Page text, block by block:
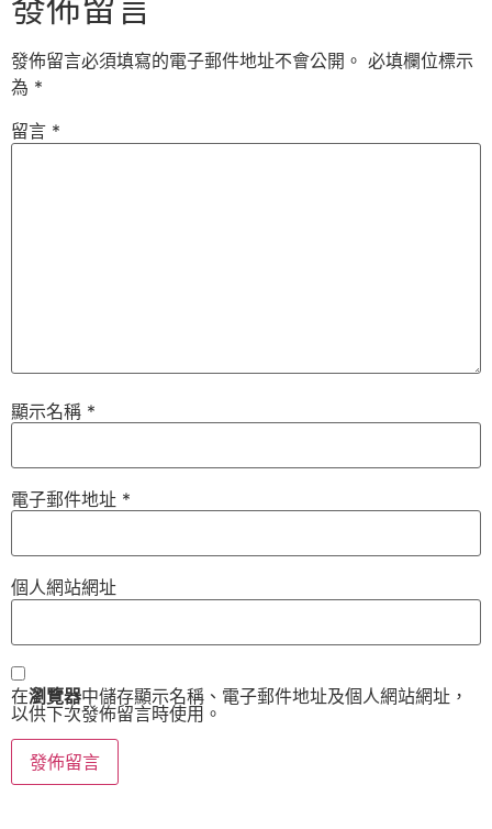
發佈留言必須填寫的電子郵件地址不會公開。 必填欄位標示
為 *
留言 *
顯示名稱 *
電子郵件地址 *
個人網站網址
在瀏覽器中儲存顯示名稱、電子郵件地址及個人網站網址，
以供下次發佈留言時使用。